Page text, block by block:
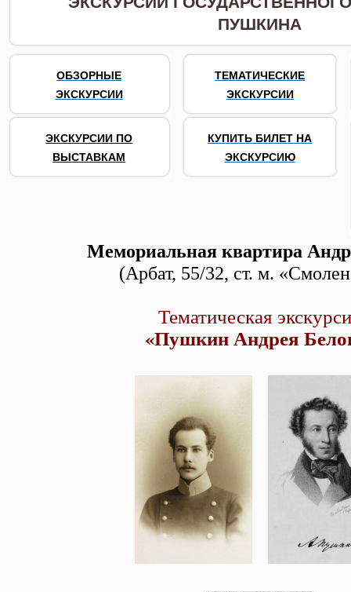
ПУШКИНА
ОБЗОРНЫЕ
ЭКСКУРСИИ
ЭКСКУРСИИ ПО
ВЫСТАВКАМ
ТЕМАТИЧЕСКИЕ
ЭКСКУРСИИ
КУПИТЬ БИЛЕТ НА
ЭКСКУРСИЮ
Мемориальная квартира
(Арбат, 55/32, ст. м.
Тематическая
«Пушкин Андрея